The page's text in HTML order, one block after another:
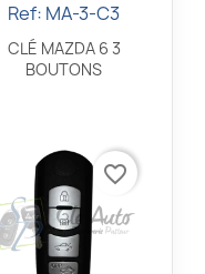
Aperçu rapide
Ref: MA-3-C3
CLÉ MAZDA 6 3
BOUTONS
favorite_border